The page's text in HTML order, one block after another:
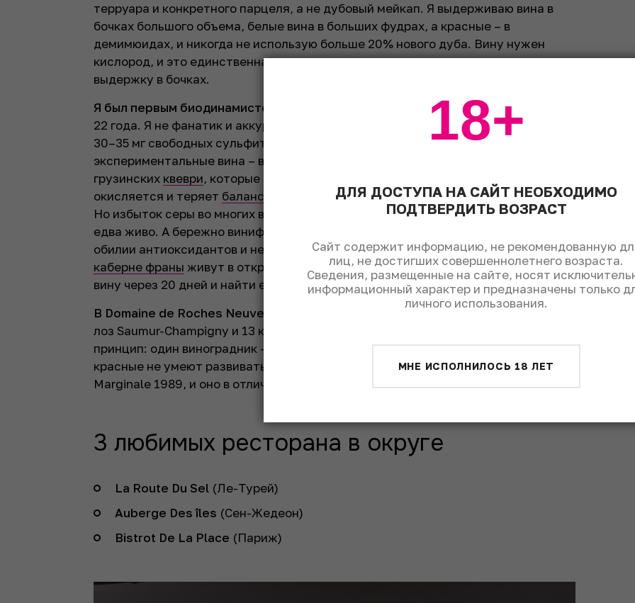
терруара и конкретного парцеля, а не дубовый мейкап. Я выдерживаю вина в
бочках большого объема, белые вина в больших фудрах, а красные – в
демимюидах, и никогда не использую больше 20% нового дуба. Вину нужен
кислород, и это единственная причина, почему я отправляю свои вина на
выдержку в бочках.
Я был первым биодинамистом в Сомюре
и работаю по принципам
биодинамики
22 года. Я не фанатик и аккуратно использую
. В моих белых винах всего
30–35 мг свободных сульфитов, а в красных 25–30. Без серы я делаю только
экспериментальные вина – выдержанные в солере и ферментированные в
грузинских квеври, которые вкопаны на винодельне. Без серы вино легко
окисляется и теряет баланс , фруктовость и цветочность, становится плоским.
Но избыток серы во многих винах – это попытка спасти от умирания то, что
едва живо. А бережно винифицированные вина со здоровых лоз не нуждаются в
обилии антиоксидантов и не разрушаются от контакта с кислородом. Мои
каберне франы живут в открытой бутылке: вы можете вернуться к открытому
вину через 20 дней и найти его в прекрасной форме.
В Domaine de Roches Neuves мы делаем
лоз Saumur-Champigny и 13 кюве с отдельных виноградников. У нас простой
принцип: один виноградник – один парцель – одно вино. Неправда, что луарские
красные не умеют развиваться в бутылке. Я привез с собой на Simple Expo кюве
Marginale 1989, и оно в отличной форме.
3 любимых ресторана в округе
La Route Du Sel (Ле-Турей)
Auberge Des îles (Сен-Жедеон)
Bistrot De La Place (Париж)
ДЛЯ ДОСТУПА НА САЙТ НЕОБХОДИМО
ПОДТВЕРДИТЬ ВОЗРАСТ
Сайт содержит информацию, не рекомендованную
лиц, не достигших совершеннолетнего возраста.
Сведения, размещенные на сайте, носят
информационный характер и предназначены только
личного использования.
МНЕ ИСПОЛНИЛОСЬ 18 ЛЕТ
18+